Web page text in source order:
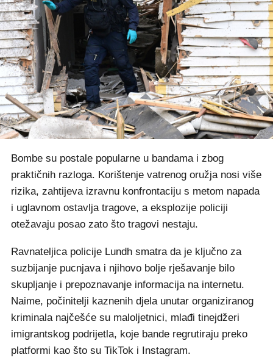
Bombe su postale popularne u bandama i zbog
praktičnih razloga. Korištenje vatrenog oružja nosi više
rizika, zahtijeva izravnu konfrontaciju s metom napada
i uglavnom ostavlja tragove, a eksplozije policiji
otežavaju posao zato što tragovi nestaju.
Ravnateljica policije Lundh smatra da je ključno za
suzbijanje pucnjava i njihovo bolje rješavanje bilo
skupljanje i prepoznavanje informacija na internetu.
Naime, počinitelji kaznenih djela unutar organiziranog
kriminala najčešće su maloljetnici, mlađi tinejdžeri
imigrantskog podrijetla, koje bande regrutiraju preko
platformi kao što su TikTok i Instagram.